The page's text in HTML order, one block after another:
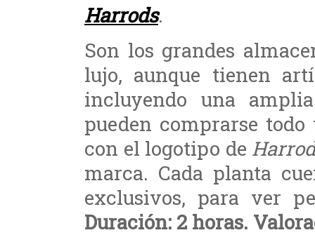
Harrods.
Son los grandes
lujo, aunque tienen
incluyendo una
pueden comprarse todo
con el logotipo de
marca. Cada planta
exclusivos, para ver
Duración: 2 horas.